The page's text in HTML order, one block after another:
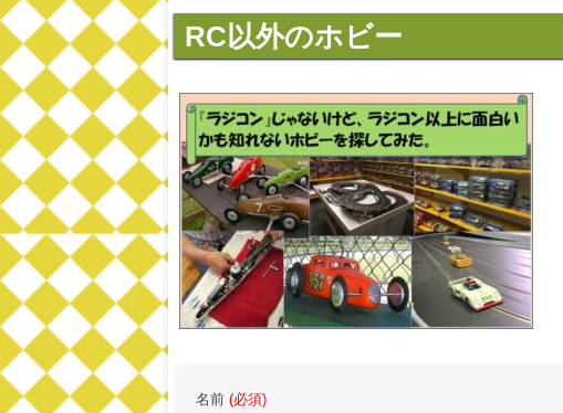
RC以外のホビー
名前 (必須)